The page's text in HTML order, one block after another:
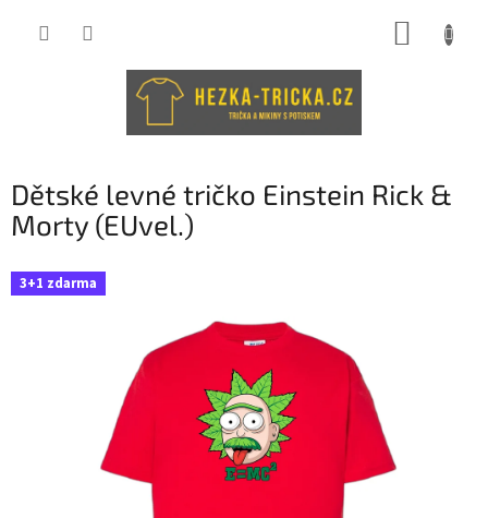
Dětské levné tričko Einstein Rick &
Morty (EUvel.)
3+1 zdarma